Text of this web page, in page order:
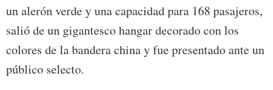
un alerón verde y una capacidad para 168 pasajeros,
salió de un gigantesco hangar decorado con los
colores de la bandera china y fue presentado ante un
público selecto.